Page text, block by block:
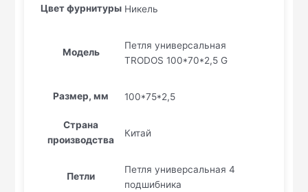
Цвет фурнитуры Никель
Модель
Петля универсальная
TRODOS 100*70*2,5 G
Размер, мм 100*75*2,5
Страна
производства
Китай
Петли
Петля универсальная 4
подшибника